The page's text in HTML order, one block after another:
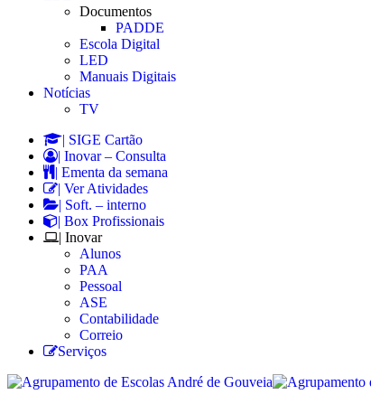
Documentos
PADDE
Escola Digital
LED
Manuais Digitais
Notícias
TV
| SIGE Cartão
| Inovar – Consulta
| Ementa da semana
| Ver Atividades
| Soft. – interno
| Box Profissionais
| Inovar
Alunos
PAA
Pessoal
ASE
Contabilidade
Correio
Serviços